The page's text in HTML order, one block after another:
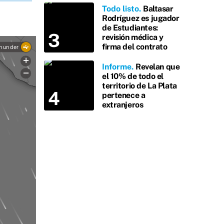
Todo listo Baltasar
Rodríguez es jugador
de Estudiantes:
revisión médica y
firma del contrato
Informe Revelan que
el 10% de todo el
territorio de La Plata
pertenece a
extranjeros